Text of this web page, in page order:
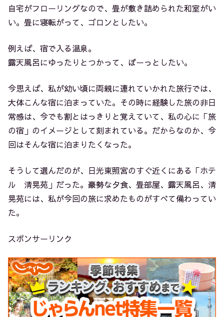
自宅がフローリングなので、畳が敷き詰められた和室がい
い。畳に寝転がって、ゴロンとしたい。
例えば、宿で入る温泉。
露天風呂にゆったりとつかって、ぼーっとしたい。
今思えば、私が幼い頃に両親に連れていかれた旅行では、
大体こんな宿に泊まっていた。その時に経験した旅の非日
常感は、今でも割とはっきりと覚えていて、私の心に「旅
の宿」のイメージとして刻まれている。だからなのか、今
回はそんな宿に泊まりたくなった。
そうして選んだのが、日光東照宮のすぐ近くにある「ホテ
ル 清晃苑」だった。豪勢な夕食、畳部屋、露天風呂、清
晃苑には、私が今回の旅に求めたものがすべて備わってい
た。
スポンサーリンク